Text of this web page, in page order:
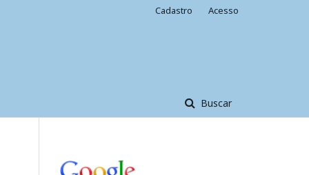
Buscar
Cadastro Acesso